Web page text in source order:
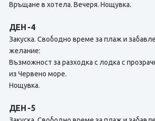
Връщане в хотела. Вечеря. Нощувка.
ДЕН -4
Закуска. Свободно време за плаж и
желание:
Възможност за разходка с лодка с
из Червено море.
Нощувка.
ДЕН -5